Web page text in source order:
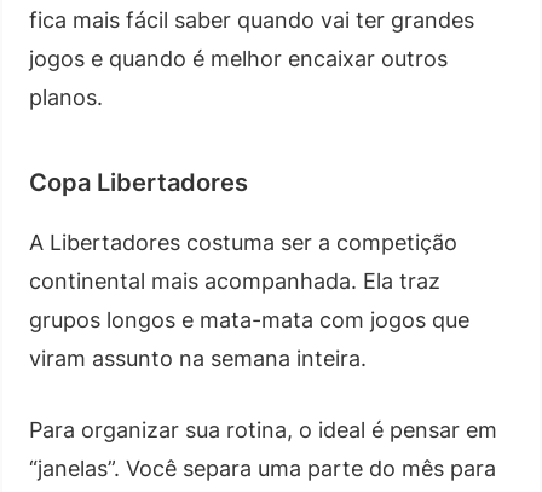
fica mais fácil saber quando vai ter grandes
jogos e quando é melhor encaixar outros
planos.
Copa Libertadores
A Libertadores costuma ser a competição
continental mais acompanhada. Ela traz
grupos longos e mata-mata com jogos que
viram assunto na semana inteira.
Para organizar sua rotina, o ideal é pensar em
“janelas”. Você separa uma parte do mês para